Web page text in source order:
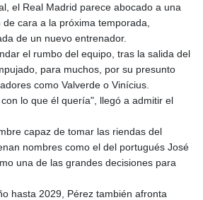
el Real Madrid parece abocado a una
cara a la próxima temporada,
de un nuevo entrenador.
el rumbo del equipo, tras la salida del
para muchos, por su presunto
como Valverde o Vinícius.
lo que él quería", llegó a admitir el
capaz de tomar las riendas del
nombres como el del portugués José
una de las grandes decisiones para
hasta 2029, Pérez también afronta